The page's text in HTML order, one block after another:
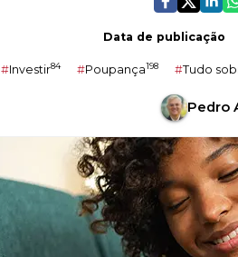
Data de publicação
#Investir84 #Poupança198 #Tudo
Pedro